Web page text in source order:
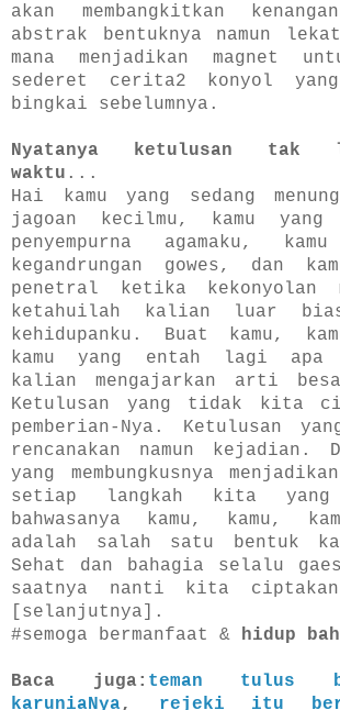
akan membangkitkan
abstrak bentuknya namun
mana menjadikan magnet
sederet cerita2 konyol
bingkai sebelumnya.
Nyatanya ketulusan tak
waktu ...
Hai kamu yang sedang
jagoan kecilmu, kamu
penyempurna agamaku,
kegandrungan gowes, dan
penetral ketika kekonyolan
ketahuilah kalian luar
kehidupanku.
Buat kamu,
kamu yang entah lagi apa
kalian mengajarkan arti
Ketulusan yang tidak kita
pemberian-Nya. Ketulusan
rencanakan namun kejadian.
yang membungkusnya
setiap langkah kita yang
bahwasanya kamu, kamu,
adalah salah satu bentuk
Sehat dan bahagia selalu
saatnya nanti kita ciptakan
[selanjutnya].
#semoga bermanfaat &
hidup
Baca juga: teman tulus
karuniaNya, rejeki itu